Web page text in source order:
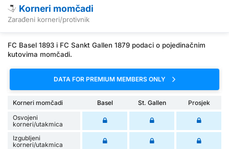
Korneri momčadi
Zarađeni korneri/protivnik
FC Basel 1893 i FC Sankt Gallen 1879 podaci o pojedinačnim
kutovima momčadi.
DATA FOR PREMIUM MEMBERS ONLY
Korneri momčadi Basel St. Gallen
Prosjek
Osvojeni
korneri/utakmica
Izgubljeni
korneri/utakmica